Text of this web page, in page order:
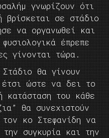
γνωρίζουν ότι
βρίσκεται σε στάδιο
να οργανωθεί και
έπρεπε
γίνονται τώρα.
θα γίνουν
έτσι ώστε να δει το
κατάσταση του κάθε
θα συνεχιστούν
κο Στεφανίδη να
συγκυρία και την